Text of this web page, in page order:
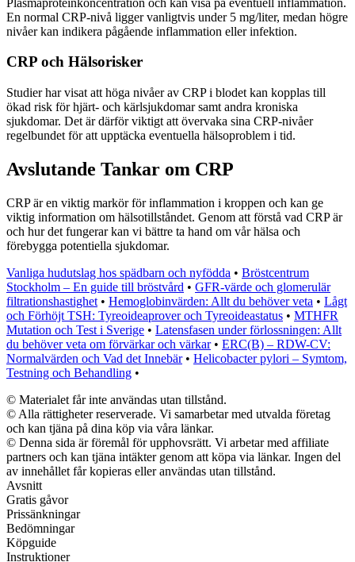
En normal CRP-nivå ligger vanligtvis under 5 mg/liter, medan högre
nivåer kan indikera pågående inflammation eller infektion.
CRP och Hälsorisker
Studier har visat att höga nivåer av CRP i blodet kan kopplas till
ökad risk för hjärt- och kärlsjukdomar samt andra kroniska
sjukdomar. Det är därför viktigt att övervaka sina CRP-nivåer
regelbundet för att upptäcka eventuella hälsoproblem i tid.
Avslutande Tankar om CRP
CRP är en viktig markör för inflammation i kroppen och kan ge
viktig information om hälsotillståndet. Genom att förstå vad CRP är
och hur det fungerar kan vi bättre ta hand om vår hälsa och
förebygga potentiella sjukdomar.
Vanliga hudutslag hos spädbarn och nyfödda • Bröstcentrum
Stockholm – En guide till bröstvård • GFR-värde och glomerulär
filtrationshastighet • Hemoglobinvärden: Allt du behöver veta • Lågt
och Förhöjt TSH: Tyreoideaprover och Tyreoideastatus • MTHFR
Mutation och Test i Sverige • Latensfasen under förlossningen: Allt
du behöver veta om förvärkar och värkar• ERC(B) – RDW-CV:
Normalvärden och Vad det Innebär• Helicobacter pylori – Symtom,
Testning och Behandling •
© Materialet får inte användas utan tillstånd.
© Alla rättigheter reserverade. Vi samarbetar med utvalda företag
och kan tjäna på dina köp via våra länkar.
© Denna sida är föremål för upphovsrätt. Vi arbetar med affiliate
partners och kan tjäna intäkter genom att köpa via länkar. Ingen del
av innehållet får kopieras eller användas utan tillstånd.
Avsnitt
Gratis gåvor
Prissänkningar
Bedömningar
Köpguide
Instruktioner